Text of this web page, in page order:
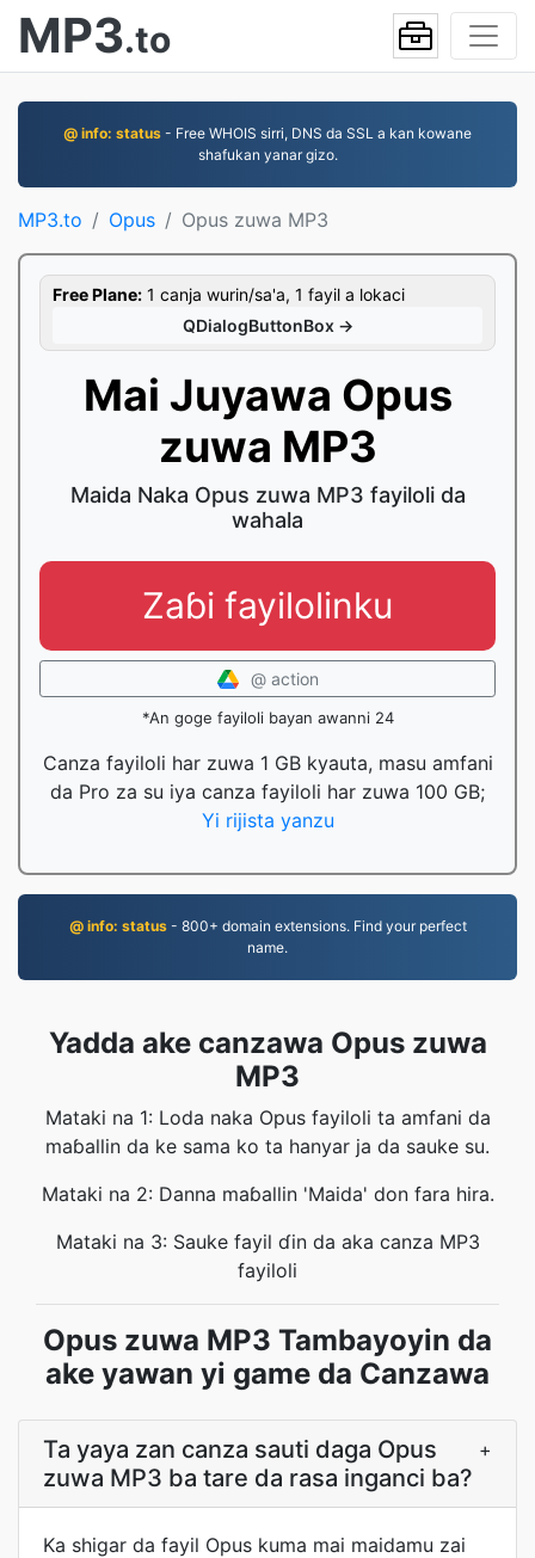
MP3.to
@ info: status - Free WHOIS sirri, DNS da SSL a kan kowane
shafukan yanar gizo.
MP3.to Opus Opus zuwa MP3
Free Plane: 1 canja wurin/sa'a, 1 fayil a lokaci
QDialogButtonBox →
Mai Juyawa Opus
zuwa MP3
Maida Naka Opus zuwa MP3 fayiloli da
wahala
Zaɓi fayilolinku
@ action
*An goge fayiloli bayan awanni 24
Canza fayiloli har zuwa 1 GB kyauta, masu amfani
da Pro za su iya canza fayiloli har zuwa 100 GB;
Yi rijista yanzu
@ info: status- 800+ domain extensions. Find your perfect
name.
Yadda ake canzawa Opus zuwa
MP3
Mataki na 1: Loda naka Opus fayiloli ta amfani da
maɓallin da ke sama ko ta hanyar ja da sauke su.
Mataki na 2: Danna maɓallin 'Maida' don fara hira.
Mataki na 3: Sauke fayil ɗin da aka canza MP3
fayiloli
Opus zuwa MP3 Tambayoyin da
ake yawan yi game da Canzawa
Ta yaya zan canza sauti daga Opus
zuwa MP3 ba tare da rasa inganci ba?
+
Ka shigar da fayil Opus kuma mai maidamu zai